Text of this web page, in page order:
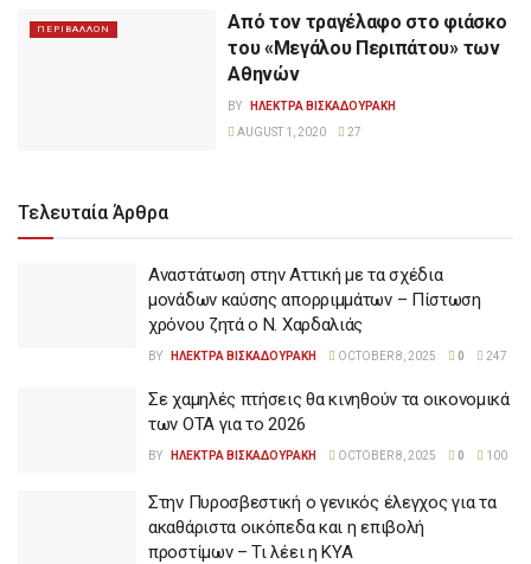
ΠΕΡΙΒΑΛΛΟΝ
Από τον τραγέλαφο στο φιάσκο
του «Μεγάλου Περιπάτου» των
Αθηνών
BY
ΗΛΕΚΤΡΑ ΒΙΣΚΑΔΟΥΡΑΚΗ
AUGUST 1, 2020
27
Τελευταία Άρθρα
Αναστάτωση στην Αττική με τα σχέδια
μονάδων καύσης απορριμμάτων – Πίστωση
χρόνου ζητά ο Ν. Χαρδαλιάς
BY ΗΛΕΚΤΡΑ ΒΙΣΚΑΔΟΥΡΑΚΗ OCTOBER 8, 2025 0 247
Σε χαμηλές πτήσεις θα κινηθούν τα οικονομικά
των ΟΤΑ για το 2026
BY ΗΛΕΚΤΡΑ ΒΙΣΚΑΔΟΥΡΑΚΗ OCTOBER 8, 2025 0 100
Στην Πυροσβεστική ο γενικός έλεγχος για τα
ακαθάριστα οικόπεδα και η επιβολή
προστίμων – Τι λέει η ΚΥΑ